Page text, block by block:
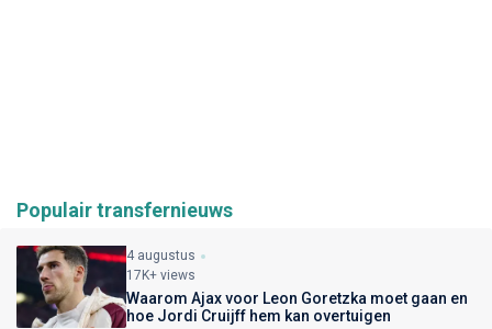
Populair transfernieuws
4 augustus
17K+ views
Waarom Ajax voor Leon Goretzka moet gaan en
hoe Jordi Cruijff hem kan overtuigen